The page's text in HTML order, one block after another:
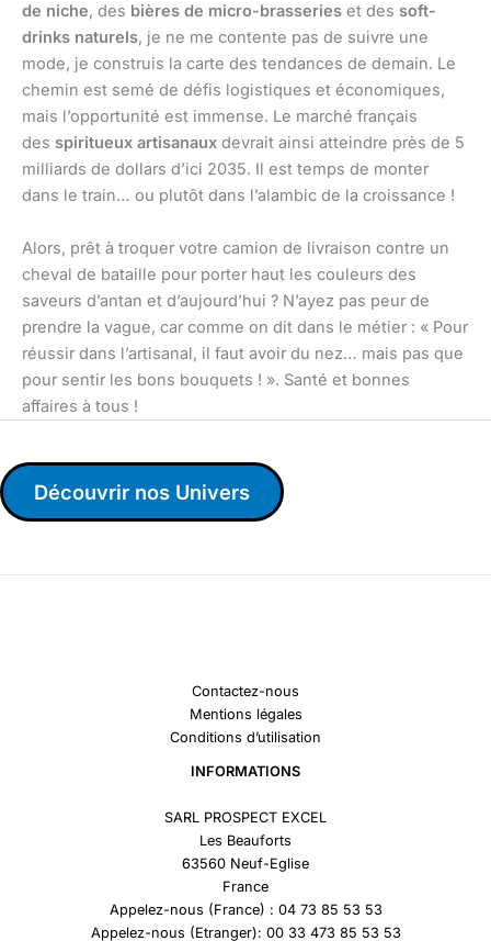
de niche, des bières de micro-brasseries et des soft-
drinks naturels, je ne me contente pas de suivre une
mode, je construis la carte des tendances de demain. Le
chemin est semé de défis logistiques et économiques,
mais l’opportunité est immense. Le marché français
des spiritueux artisanaux devrait ainsi atteindre près de 5
milliards de dollars d’ici 2035. Il est temps de monter
dans le train… ou plutôt dans l’alambic de la croissance !
Alors, prêt à troquer votre camion de livraison contre un
cheval de bataille pour porter haut les couleurs des
saveurs d’antan et d’aujourd’hui ? N’ayez pas peur de
prendre la vague, car comme on dit dans le métier : « Pour
réussir dans l’artisanal, il faut avoir du nez… mais pas que
pour sentir les bons bouquets ! ». Santé et bonnes
affaires à tous !
Découvrir nos Univers
Contactez-nous
Mentions légales
Conditions d’utilisation
INFORMATIONS
SARL PROSPECT EXCEL
Les Beauforts
63560 Neuf-Eglise
France
Appelez-nous (France) : 04 73 85 53 53
Appelez-nous (Etranger): 00 33 473 85 53 53